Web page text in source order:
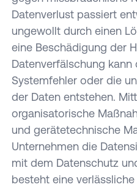
bei
zu
ist
Sie
–
und
Die
und
– mit
für
RZ-
und
für
Datenverlust passiert
ungewollt durch einen
eine Beschädigung der
Datenverfälschung
Systemfehler oder die
der Daten entstehen.
organisatorische
und gerätetechnische
Unternehmen die
mit dem Datenschutz
besteht eine verlässliche